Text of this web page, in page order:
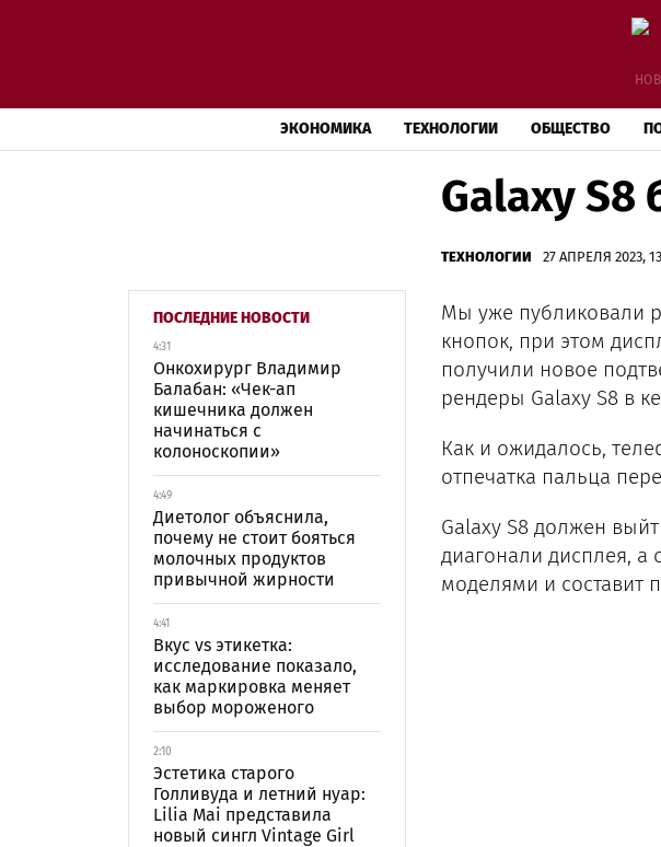
ЭКОНОМИКА ТЕХНОЛОГИИ ОБЩЕСТВО
Galaxy S8
ТЕХНОЛОГИИ 27 АПРЕЛЯ 2023,
ПОСЛЕДНИЕ НОВОСТИ
4:31
Онкохирург Владимир
Балабан: «Чек-ап
кишечника должен
начинаться с
колоноскопии»
4:49
Диетолог объяснила,
почему не стоит бояться
молочных продуктов
привычной жирности
4:41
Вкус vs этикетка:
исследование показало,
как маркировка меняет
выбор мороженого
2:10
Эстетика старого
Голливуда и летний нуар:
Lilia Mai представила
новый сингл Vintage Girl
Мы уже публиковали
кнопок, при этом
получили новое
рендеры Galaxy S8 в
Как и ожидалось,
отпечатка пальца
Galaxy S8 должен
диагонали дисплея, а
моделями и составит